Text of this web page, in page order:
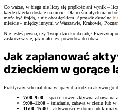
Co ważne, w biegu nie liczy się prędkość ani wynik –
każde dziecko dostaje na mecie. Dla nieśmiałych
może być frajdą, a nie obowiązkiem. Sprawdź aktualne
mieście – między innymi w Warszawie, Krakowie,
Nie jesteś pewna, czy Twoje dziecko da radę? Przeczytaj
zaskoczysz się, jak mało jest powodów do obaw.
Jak zaplanować
dzieckiem w gorące
Praktyczny schemat dnia w upały dla rodzica aktywnego
7:00–9:00 – spacer, rower, aktywna zabawa na
9:00–11:00 – śniadanie, zabawa w cieniu lub
11:00–15:00 – aktywności w domu lub